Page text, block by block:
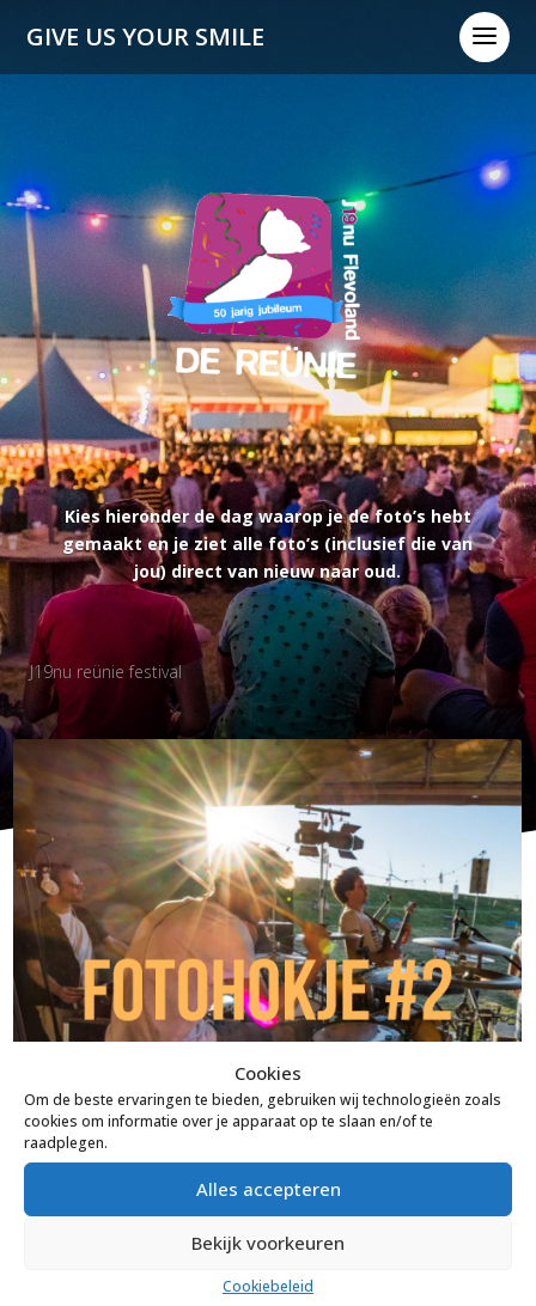
Cookies
Om de beste ervaringen te bieden, gebruiken wij technologieën zoals
cookies om informatie over je apparaat op te slaan en/of te
raadplegen.
Alles accepteren
Bekijk voorkeuren
Cookiebeleid
GIVE US YOUR SMILE a
Kies hieronder de dag waarop je de foto’s hebt
gemaakt en je ziet alle foto’s (inclusief die van
jou) direct van nieuw naar oud.
J19nu reünie festival
Klik hier voor fotohokje 2